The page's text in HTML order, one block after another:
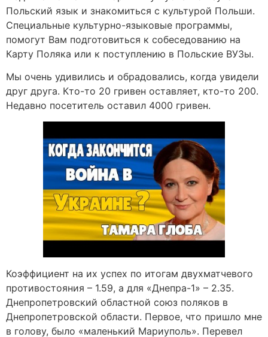
Польский язык и знакомиться с культурой Польши.
Специальные культурно-языковые программы,
помогут Вам подготовиться к собеседованию на
Карту Поляка или к поступлению в Польские ВУЗы.
Мы очень удивились и обрадовались, когда увидели
друг друга. Кто-то 20 гривен оставляет, кто-то 200.
Недавно посетитель оставил 4000 гривен.
Коэффициент на их успех по итогам двухматчевого
противостояния – 1.59, а для «Днепра-1» – 2.35.
Днепропетровский областной союз поляков в
Днепропетровской области. Первое, что пришло мне
в голову, было «маленький Мариуполь». Перевел